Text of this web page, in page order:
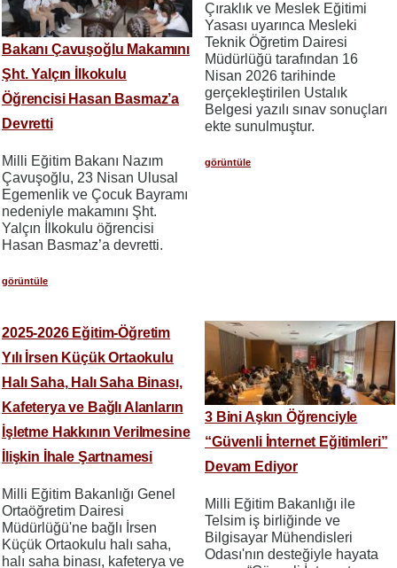
Bakanı Çavuşoğlu Makamını
Şht. Yalçın İlkokulu
Öğrencisi Hasan Basmaz’a
Devretti
Milli Eğitim Bakanı Nazım
Çavuşoğlu, 23 Nisan Ulusal
Egemenlik ve Çocuk Bayramı
nedeniyle makamını Şht.
Yalçın İlkokulu öğrencisi
Hasan Basmaz’a devretti.
görüntüle
Çıraklık ve Meslek Eğitimi
Yasası uyarınca Mesleki
Teknik Öğretim Dairesi
Müdürlüğü tarafından 16
Nisan 2026 tarihinde
gerçekleştirilen Ustalık
Belgesi yazılı sınav sonuçları
ekte sunulmuştur.
görüntüle
2025-2026 Eğitim-Öğretim
Yılı İrsen Küçük Ortaokulu
Halı Saha, Halı Saha Binası,
Kafeterya ve Bağlı Alanların
İşletme Hakkının Verilmesine
İlişkin İhale Şartnamesi
Milli Eğitim Bakanlığı Genel
Ortaöğretim Dairesi
Müdürlüğü'ne bağlı İrsen
Küçük Ortaokulu halı saha,
halı saha binası, kafeterya ve
3 Bini Aşkın Öğrenciyle
“Güvenli İnternet Eğitimleri”
Devam Ediyor
Milli Eğitim Bakanlığı ile
Telsim iş birliğinde ve
Bilgisayar Mühendisleri
Odası'nın desteğiyle hayata